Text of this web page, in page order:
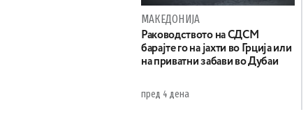
МАКЕДОНИЈА
Раководството на СДСМ
барајте го на јахти во Грција или
на приватни забави во Дубаи
пред 4 дена